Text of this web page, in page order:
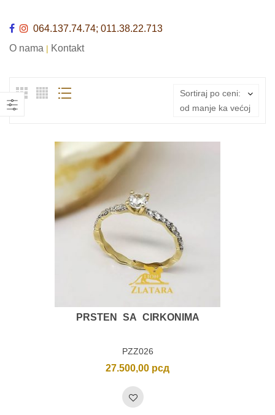
064.137.74.74; 011.38.22.713
O nama | Kontakt
Sortiraj po ceni:
od manje ka većoj
PRSTEN SA CIRKONIMA
PZZ026
27.500,00 рсд